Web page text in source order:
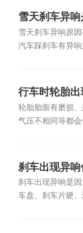
雪天刹车异响
雪天刹车异响原
汽车踩刹车有异响
行车时轮胎出
轮胎胎面有磨损
气压不相同等都会
刹车出现异响
刹车出现异响是
车盘、刹车片硬